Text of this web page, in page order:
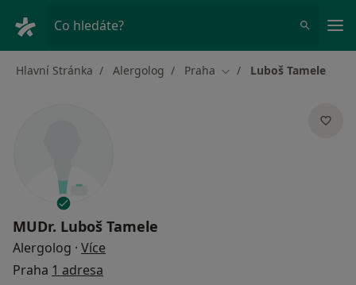
Co hledáte?
Hlavní Stránka Alergolog Praha Změna města
Luboš Tamele
MUDr. Luboš Tamele
Alergolog · Více
Praha 1 adresa